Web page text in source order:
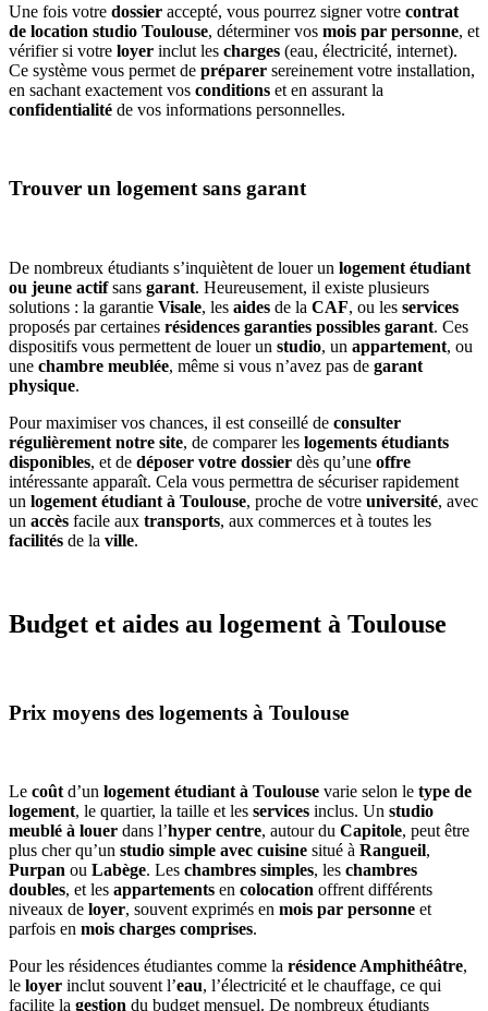
Une fois votre dossier accepté, vous pourrez signer votre contrat
de location studio Toulouse, déterminer vos mois par personne, et
vérifier si votre loyer inclut les charges (eau, électricité, internet).
Ce système vous permet de préparer sereinement votre installation,
en sachant exactement vos conditions et en assurant la
confidentialité de vos informations personnelles.
Trouver un logement sans garant
De nombreux étudiants s’inquiètent de louer un logement étudiant
ou jeune actifsans garant. Heureusement, il existe plusieurs
solutions : la garantie Visale, les aides de la CAF, ou les services
proposés par certaines résidences garanties possibles garant. Ces
dispositifs vous permettent de louer un studio, un appartement, ou
une chambre meublée, même si vous n’avez pas de garant
physique.
Pour maximiser vos chances, il est conseillé de consulter
régulièrement notre site, de comparer les logements étudiants
disponibles, et de déposer votre dossier dès qu’une offre
intéressante apparaît. Cela vous permettra de sécuriser rapidement
un logement étudiant à Toulouse, proche de votre université, avec
un accès facile aux transports, aux commerces et à toutes les
facilités de la ville.
Budget et aides au logement à Toulouse
Prix moyens des logements à Toulouse
Le coût d’un logement étudiant à Toulouse varie selon le type de
logement, le quartier, la taille et les services inclus. Un studio
meublé à louer dans l’hyper centre, autour du Capitole, peut être
plus cher qu’un studio simple avec cuisine situé à Rangueil,
Purpan ou Labège. Les chambres simples, les chambres
doubles, et les appartements en colocation offrent différents
niveaux de loyer, souvent exprimés en mois par personne et
parfois en mois charges comprises.
Pour les résidences étudiantes comme la résidence Amphithéâtre,
le loyer inclut souvent l’eau, l’électricité et le chauffage, ce qui
facilite la gestion du budget mensuel. De nombreux étudiants